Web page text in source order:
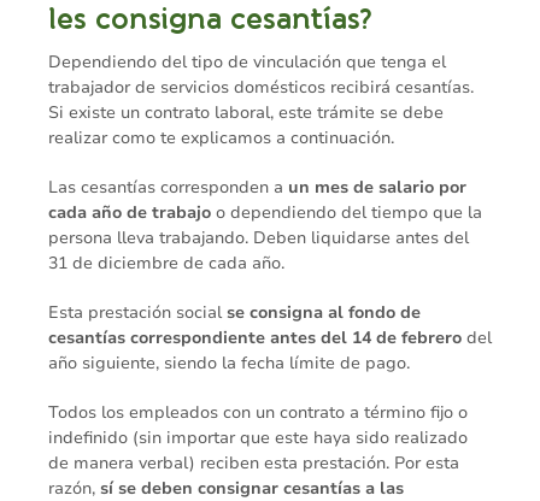
les consigna cesantías?
Dependiendo del tipo de vinculación que tenga el
trabajador de servicios domésticos recibirá cesantías.
Si existe un contrato laboral, este trámite se debe
realizar como te explicamos a continuación.
Las cesantías corresponden a un mes de salario por
cada año de trabajo o dependiendo del tiempo que la
persona lleva trabajando. Deben liquidarse antes del
31 de diciembre de cada año.
Esta prestación socialse consigna al fondo de
cesantías correspondiente antes del 14 de febrero del
año siguiente, siendo la fecha límite de pago.
Todos los empleados con un contrato a término fijo o
indefinido (sin importar que este haya sido realizado
de manera verbal) reciben esta prestación. Por esta
razón, sí se deben consignar cesantías a las